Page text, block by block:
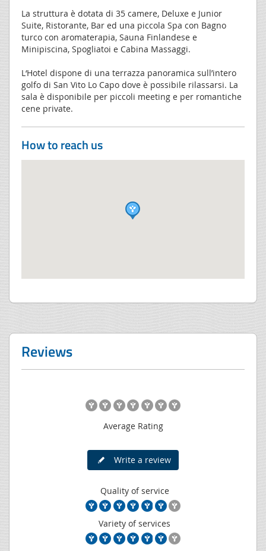
La struttura è dotata di 35 camere, Deluxe e Junior
Suite, Ristorante, Bar ed una piccola Spa con Bagno
turco con aromaterapia, Sauna Finlandese e
Minipiscina, Spogliatoi e Cabina Massaggi.
L‘Hotel dispone di una terrazza panoramica sull’intero
golfo di San Vito Lo Capo dove è possibile rilassarsi. La
sala è disponibile per piccoli meeting e per romantiche
cene private.
How to reach us
Reviews
Average Rating
Write a review
Quality of service
Variety of services